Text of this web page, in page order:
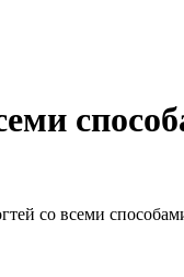
со всеми